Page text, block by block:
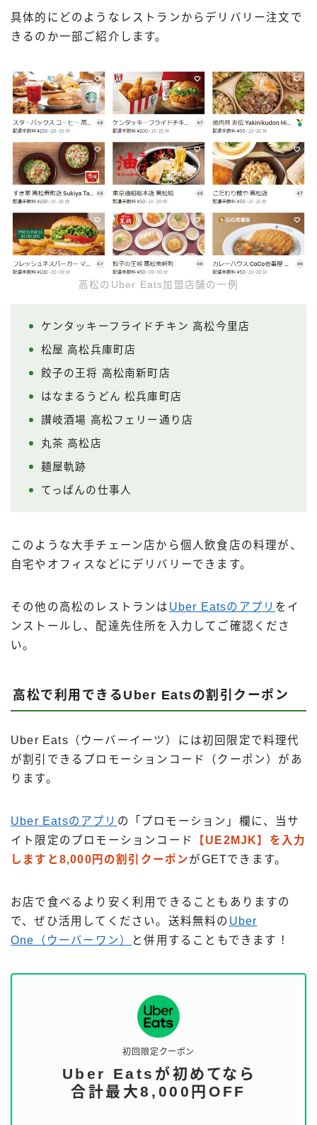
具体的にどのようなレストランからデリバリー注文で
きるのか一部ご紹介します。
高松のUber Eats加盟店舗の一例
ケンタッキーフライドチキン 高松今里店
松屋 高松兵庫町店
餃子の王将 高松南新町店
はなまるうどん 松兵庫町店
讃岐酒場 高松フェリー通り店
丸茶 高松店
麺屋軌跡
てっぱんの仕事人
このような大手チェーン店から個人飲食店の料理が、
自宅やオフィスなどにデリバリーできます。
その他の高松のレストランは Uber Eatsのアプリ をイ
ンストールし、配達先住所を入力してご確認くださ
い。
高松で利用できるUber Eatsの割引クーポン
Uber Eats（ウーバーイーツ）には初回限定で料理代
が割引できるプロモーションコード（クーポン）があ
ります。
Uber Eatsのアプリ の「プロモーション」欄に、当サ
イト限定のプロモーションコード
【UE2MJK】を入力
しますと8,000円の割引クーポンがGETできます。
お店で食べるより安く利用できることもありますの
で、ぜひ活用してください。送料無料の Uber
One（ウーバーワン）
と併用することもできます！
初回限定クーポン
Uber Eatsが初めてなら
合計最大8,000円OFF